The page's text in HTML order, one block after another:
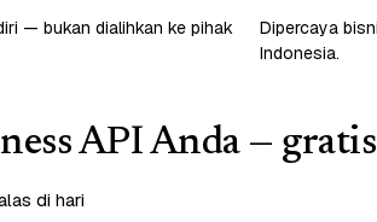
— bukan dialihkan ke pihak
Dipercaya
Indonesia.
API Anda — gratis
di hari